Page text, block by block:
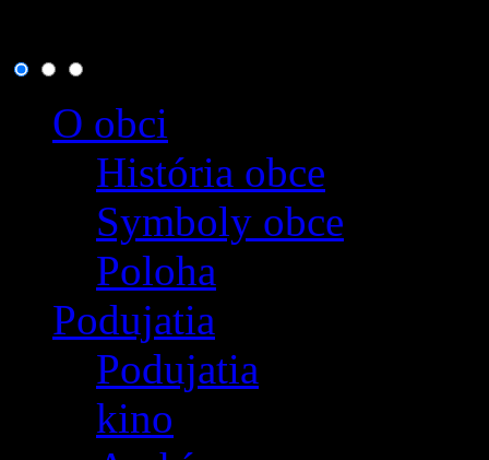
O obci
História obce
Symboly obce
Poloha
Podujatia
Podujatia
kino